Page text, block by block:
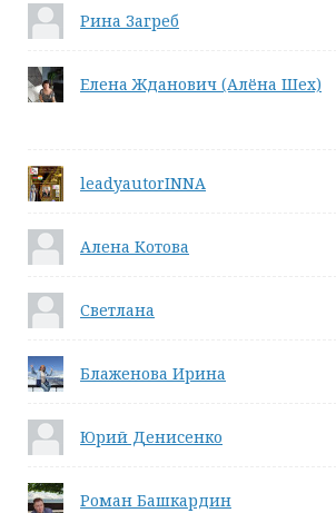
Рина Загреб
Елена Жданович (Алёна Шех)
leadyautorINNA
Алена Котова
Светлана
Блаженова Ирина
Юрий Денисенко
Роман Башкардин